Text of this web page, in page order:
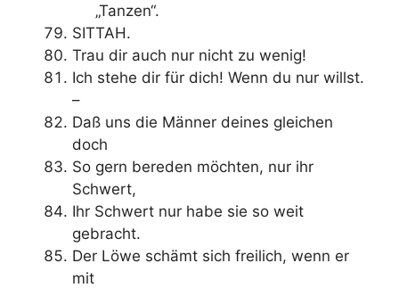
„Tanzen“.
SITTAH.
Trau dir auch nur nicht zu wenig!
Ich stehe dir für dich! Wenn du nur willst.
–
Daß uns die Männer deines gleichen
doch
So gern bereden möchten, nur ihr
Schwert,
Ihr Schwert nur habe sie so weit
gebracht.
Der Löwe schämt sich freilich, wenn er
mit